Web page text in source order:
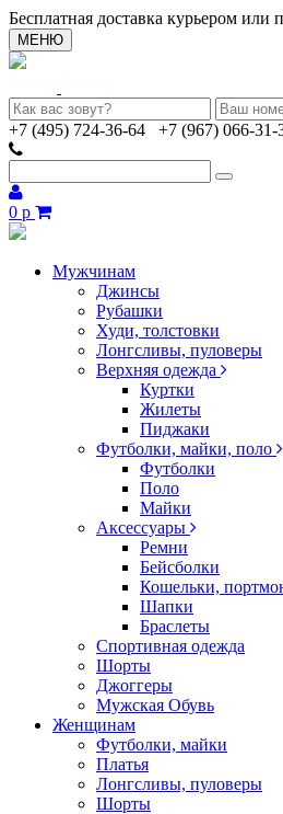
Бесплатная доставка курьером
МЕНЮ
+7 (495) 724-36-64 +7 (967) 066-31-
0 р
Мужчинам
Джинсы
Рубашки
Худи, толстовки
Лонгсливы, пуловеры
Верхняя одежда
Куртки
Жилеты
Пиджаки
Футболки, майки, поло
Футболки
Поло
Майки
Аксессуары
Ремни
Бейсболки
Кошельки,
Шапки
Браслеты
Спортивная одежда
Шорты
Джоггеры
Мужская Обувь
Женщинам
Футболки, майки
Платья
Лонгсливы, пуловеры
Шорты